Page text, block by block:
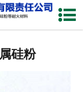
网站首页
硅粉